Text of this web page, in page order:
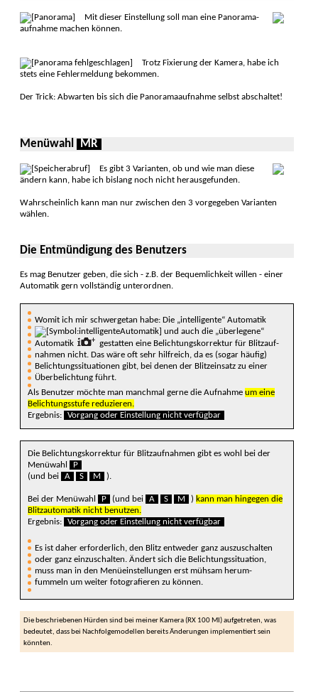
Mit dieser Ein­stellung soll man eine Pano­rama­
aufnahme machen können.
Trotz Fixierung der Kamera, habe ich
stets eine Fehler­meldung bekommen.
Der Trick: Abwarten bis sich die Pano­ramaauf­nahme selbst abschal­tet!
Menüwahl MR
Es gibt 3 Varianten, ob und wie man diese
ändern kann, habe ich bis­lang noch nicht heraus­ge­funden.
Wahrschein­lich kann man nur zwischen den 3 vorge­geben Varian­ten
wäh­len.
Die Entmündigung des Benutzers
Es mag Benutzer geben, die sich - z.B. der Bequemlichkeit willen - einer
Automatik gern vollständig unterordnen.
Womit ich mir schwergetan habe: Die „intelligente“ Auto­matik
und auch die „überlegene“
Auto­matik
gestatten eine Belich­tungs­korrektur für Blitz­auf­
nahmen nicht. Das wäre oft sehr hilf­reich, da es (sogar häufig)
Belich­tungs­situa­tionen gibt, bei denen der Blitz­einsatz zu einer
Über­belichtung führt.
Als Benutzer möchte man manch­mal gerne die Auf­nahme um eine
Belich­tungs­stufe redu­zieren.
Ergebnis:
Vorgang oder Eins­tellung nicht verfüg­bar
Die Belichtungs­korrektur für Blitz­auf­nahmen gibt es wohl bei der
Menü­wahl
P
(und bei
A S M ).
Bei der Menü­wahl P (und bei A S M ) kann man hingegen die
Blitz­auto­matik nicht benutzen.
Ergebnis:
Vorgang oder Ein­stellung nicht verfüg­bar
Es ist daher erfor­derlich, den Blitz ent­weder ganz auszu­schalten
oder ganz einzu­schalten. Ändert sich die Belich­tungs­situation,
muss man in den Menü­einstellun­gen erst müh­sam herum­
fummeln um weiter foto­grafieren zu können.
Die beschrie­benen Hürden sind bei meiner Kamera (RX 100 MI) aufge­treten, was
bedeu­tet, dass bei Nach­folge­modellen bereits Ände­rungen implemen­tiert sein
könn­ten.